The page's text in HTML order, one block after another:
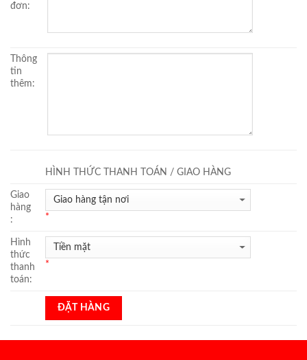
đơn:
Thông
tin
thêm:
HÌNH THỨC THANH TOÁN / GIAO HÀNG
Giao
hàng
:
*
Hình
thức
thanh
toán:
*